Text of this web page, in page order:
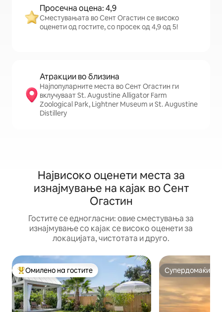
Просечна оцена: 4,9
Сместувањата во Сент Огастин се високо
оценети од гостите, со просек од 4,9 од 5!
Атракции во близина
Најпопуларните места во Сент Огастин ги
вклучуваат St. Augustine Alligator Farm
Zoological Park, Lightner Museum и St. Augustine
Distillery
Највисоко оценети места за
изнајмување на кајак во Сент
Огастин
Гостите се едногласни: овие сместувања за
изнајмување со кајак се високо оценети за
локацијата, чистотата и друго.
Меѓу најуспешните „Омилени на гостите“
Омилено на гостите Супердомаќин
Супердомаќин